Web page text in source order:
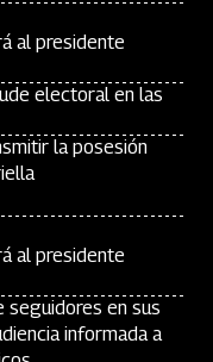
al presidente
electoral en las
la posesión
al presidente
seguidores en sus
informada a